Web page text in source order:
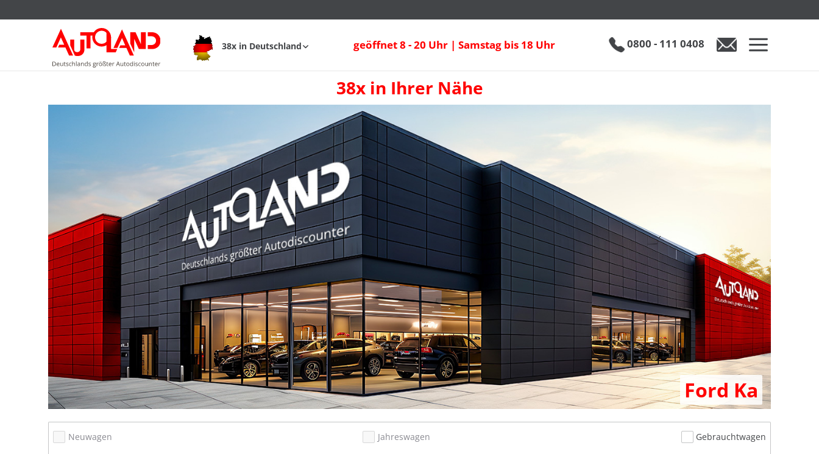
38x in Deutschland geöffnet 8 - 20 Uhr | Samstag bis 18 Uhr 0800 - 111 0408
38x in Ihrer Nähe
Ford Ka
Neuwagen Jahreswagen
Gebrauchtwagen